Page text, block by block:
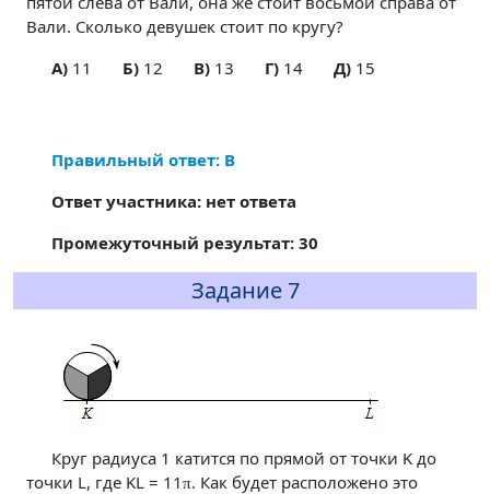
Вали. Сколько девушек стоит по кругу?
A)11 Б)12 В)13 Г)14 Д)15
Правильный ответ: В
Ответ участника: нет ответа
Промежуточный результат: 30
Задание 7
Круг радиуса 1 катится по прямой от точки K до
точки L, где KL = 11π. Как будет расположено это